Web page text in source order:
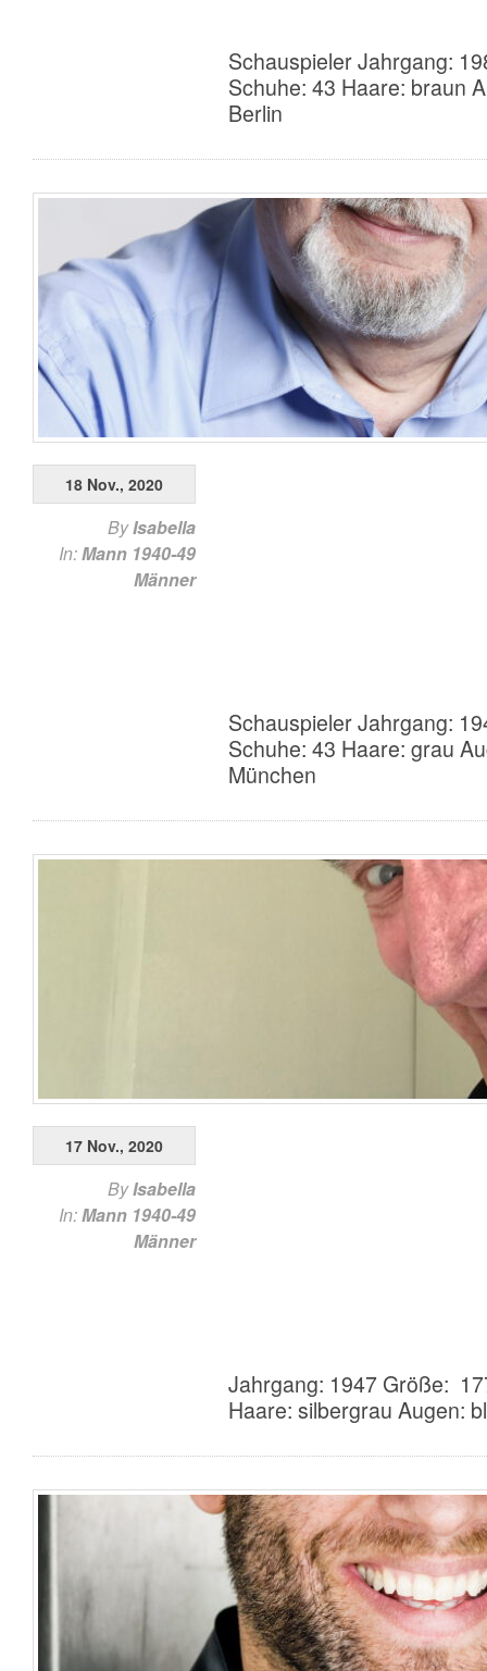
Schauspieler Jahrgang:
Schuhe: 43 Haare: braun
Berlin
Schauspieler Jahrgang:
Schuhe: 43 Haare: grau
München
18 Nov., 2020
ByIsabella
In:Mann 1940-49
Männer
Jahrgang: 1947 Größe:
Haare: silbergrau Augen:
17 Nov., 2020
ByIsabella
In:Mann 1940-49
Männer